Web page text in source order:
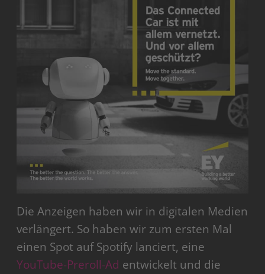
Die Anzeigen haben wir in digitalen Medien
verlängert. So haben wir zum ersten Mal
einen Spot auf Spotify lanciert, eine
YouTube-Preroll-Ad entwickelt und die